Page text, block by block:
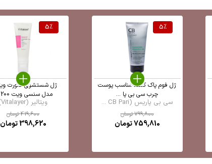
5%
ژل فوم پاک کننده مناسب پوست
چرب سی بی پا ...
سی بی پاریس (CB Pari ...
799,800تومان
759,810تومان
5%
ژل شستشوی صورت
مدل سنسی ویت 200 ...
ویتالیر (Vitalayer)
419,600تومان
398,620تومان